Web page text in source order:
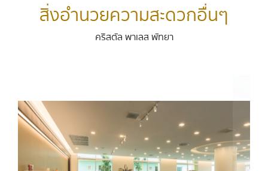
สิ่งอำนวยความสะดวกอื่นๆ
คริสตัล พาเลส พัทยา